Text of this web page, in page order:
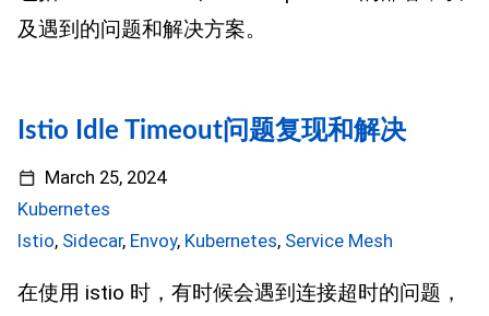
及遇到的问题和解决方案。
Istio Idle Timeout问题复现和解决
March 25, 2024
Kubernetes
Istio, Sidecar, Envoy, Kubernetes, Service Mesh
在使用 istio 时，有时候会遇到连接超时的问题，